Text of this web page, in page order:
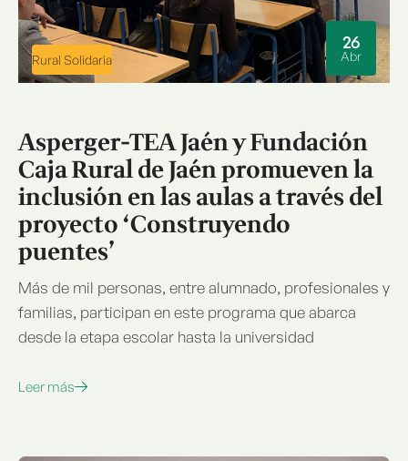
Rural Solidaria
26
Abr
Asperger-TEA Jaén y Fundación
Caja Rural de Jaén promueven la
inclusión en las aulas a través del
proyecto ‘Construyendo
puentes’
Más de mil personas, entre alumnado, profesionales y
familias, participan en este programa que abarca
desde la etapa escolar hasta la universidad
Leer más